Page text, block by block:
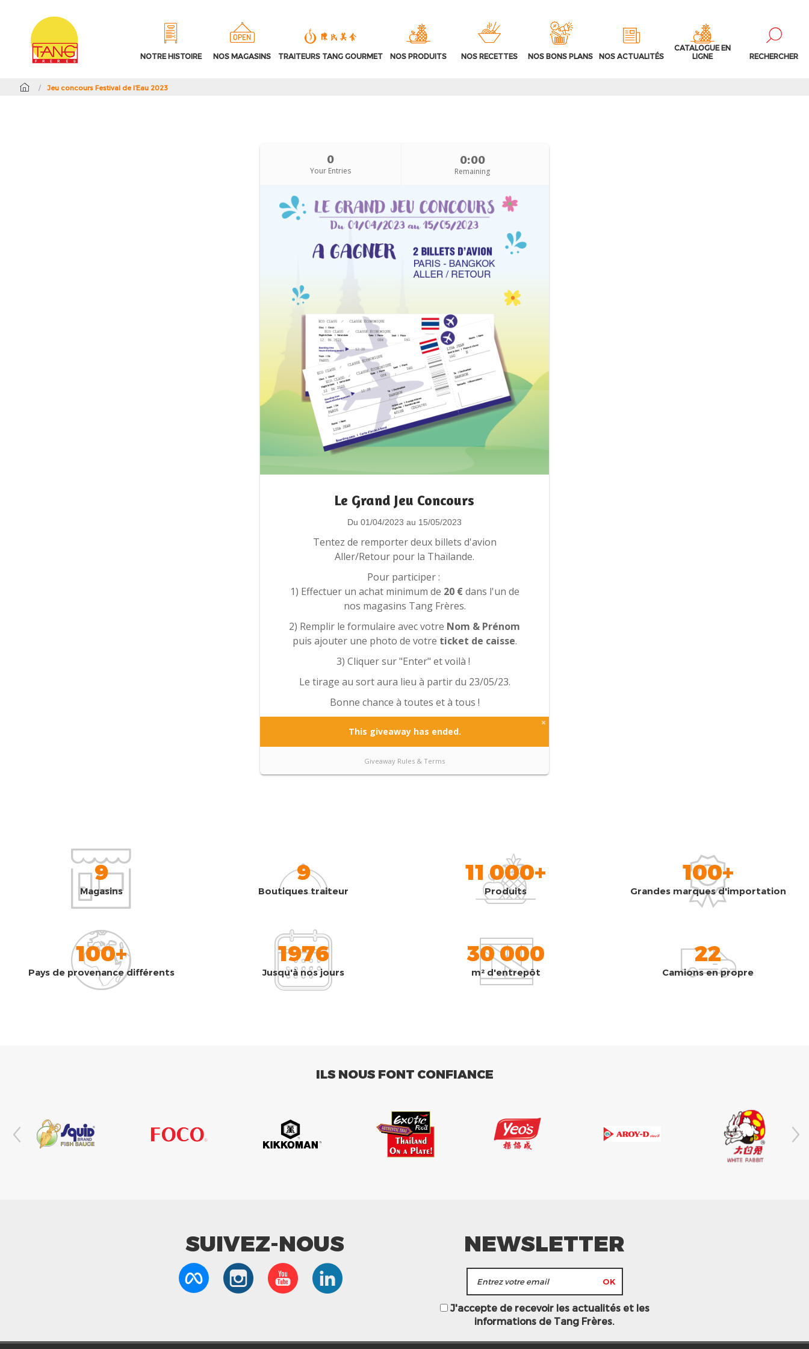
NOTRE HISTOIRE NOS MAGASINS TRAITEURS TANG GOURMET NOS PRODUITS NOS RECETTES NOS BONS PLANS NOS ACTUALITÉS
CATALOGUE EN
LIGNE
RECHERCHER
/ Jeu concours Festival de l’Eau 2023
9
Magasins
9
Boutiques traiteur
11 000+
Produits
100+
Grandes marques d'importation
100+
Pays de provenance différents
1976
Jusqu'à nos jours
30 000
m² d'entrepôt
22
Camions en propre
ILS NOUS FONT CONFIANCE
SUIVEZ-NOUS NEWSLETTER
J'accepte de recevoir les actualités et les
informations de Tang Frères.